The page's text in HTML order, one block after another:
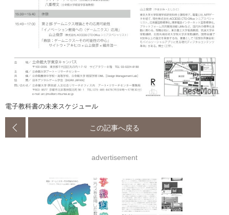
電子教科書の未来スケジュール
この記事へ戻る
advertisement